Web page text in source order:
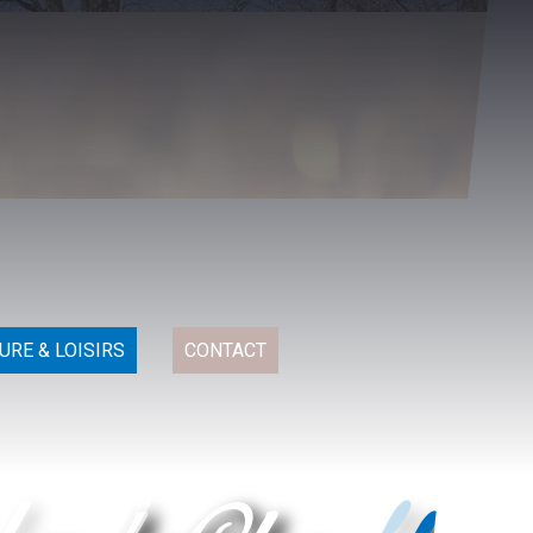
& LOISIRS CONTACT